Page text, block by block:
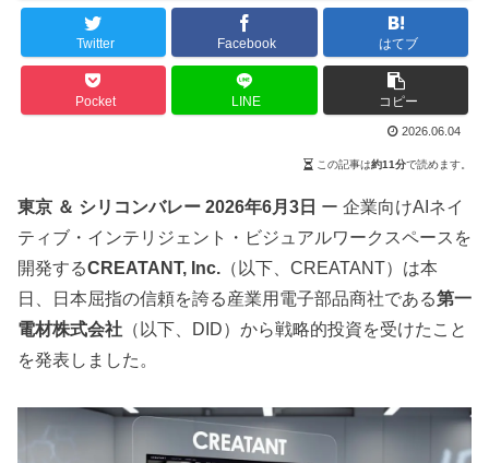
Twitter Facebook はてブ
Pocket LINE コピー
2026.06.04
この記事は約11分で読めます。
東京 ＆ シリコンバレー 2026年6月3日 ー 企業向けAIネイ
ティブ・インテリジェント・ビジュアルワークスペースを
開発するCREATANT, Inc. （以下、CREATANT）は本
日、日本屈指の信頼を誇る産業用電子部品商社である第一
電材株式会社 （以下、DID）から戦略的投資を受けたこと
を発表しました。